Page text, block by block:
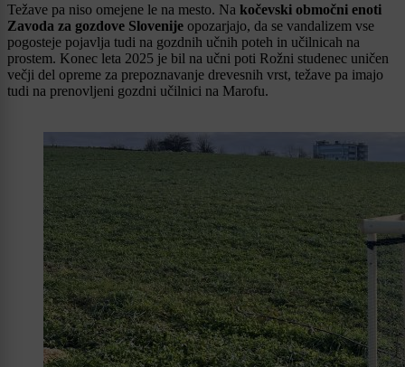
Težave pa niso omejene le na mesto. Na kočevski območni enoti
Zavoda za gozdove Slovenije opozarjajo, da se vandalizem vse
pogosteje pojavlja tudi na gozdnih učnih poteh in učilnicah na
prostem. Konec leta 2025 je bil na učni poti Rožni studenec uničen
večji del opreme za prepoznavanje drevesnih vrst, težave pa imajo
tudi na prenovljeni gozdni učilnici na Marofu.